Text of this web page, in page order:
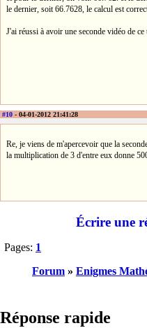
le dernier, soit 66.7628, le calcul est
J'ai réussi à avoir une seconde vidéo de
#10 - 04-01-2012 21:41:28
Re, je viens de m'apercevoir que la
la multiplication de 3 d'entre eux donne
Écrire une
Pages: 1
Forum » Enigmes
Réponse rapide